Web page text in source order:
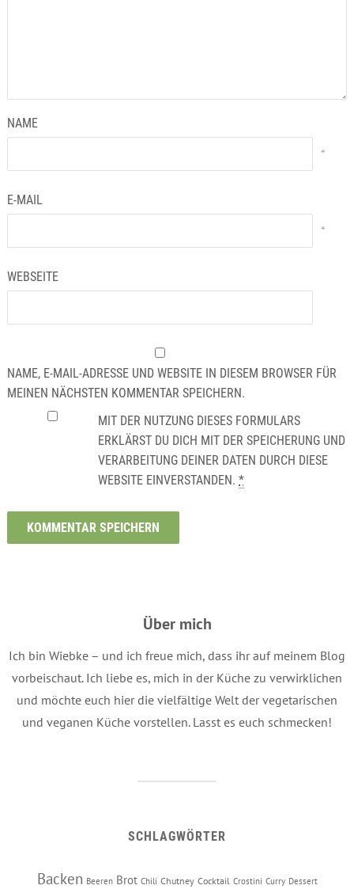
NAME
*
E-MAIL
*
WEBSEITE
NAME, E-MAIL-ADRESSE UND WEBSITE IN DIESEM BROWSER FÜR
MEINEN NÄCHSTEN KOMMENTAR SPEICHERN.
MIT DER NUTZUNG DIESES FORMULARS
ERKLÄRST DU DICH MIT DER SPEICHERUNG UND
VERARBEITUNG DEINER DATEN DURCH DIESE
WEBSITE EINVERSTANDEN.*
Über mich
Ich bin Wiebke – und ich freue mich, dass ihr auf meinem Blog
vorbeischaut. Ich liebe es, mich in der Küche zu verwirklichen
und möchte euch hier die vielfältige Welt der vegetarischen
und veganen Küche vorstellen. Lasst es euch schmecken!
SCHLAGWÖRTER
Backen Beeren Brot Chili Chutney Cocktail Crostini Curry Dessert